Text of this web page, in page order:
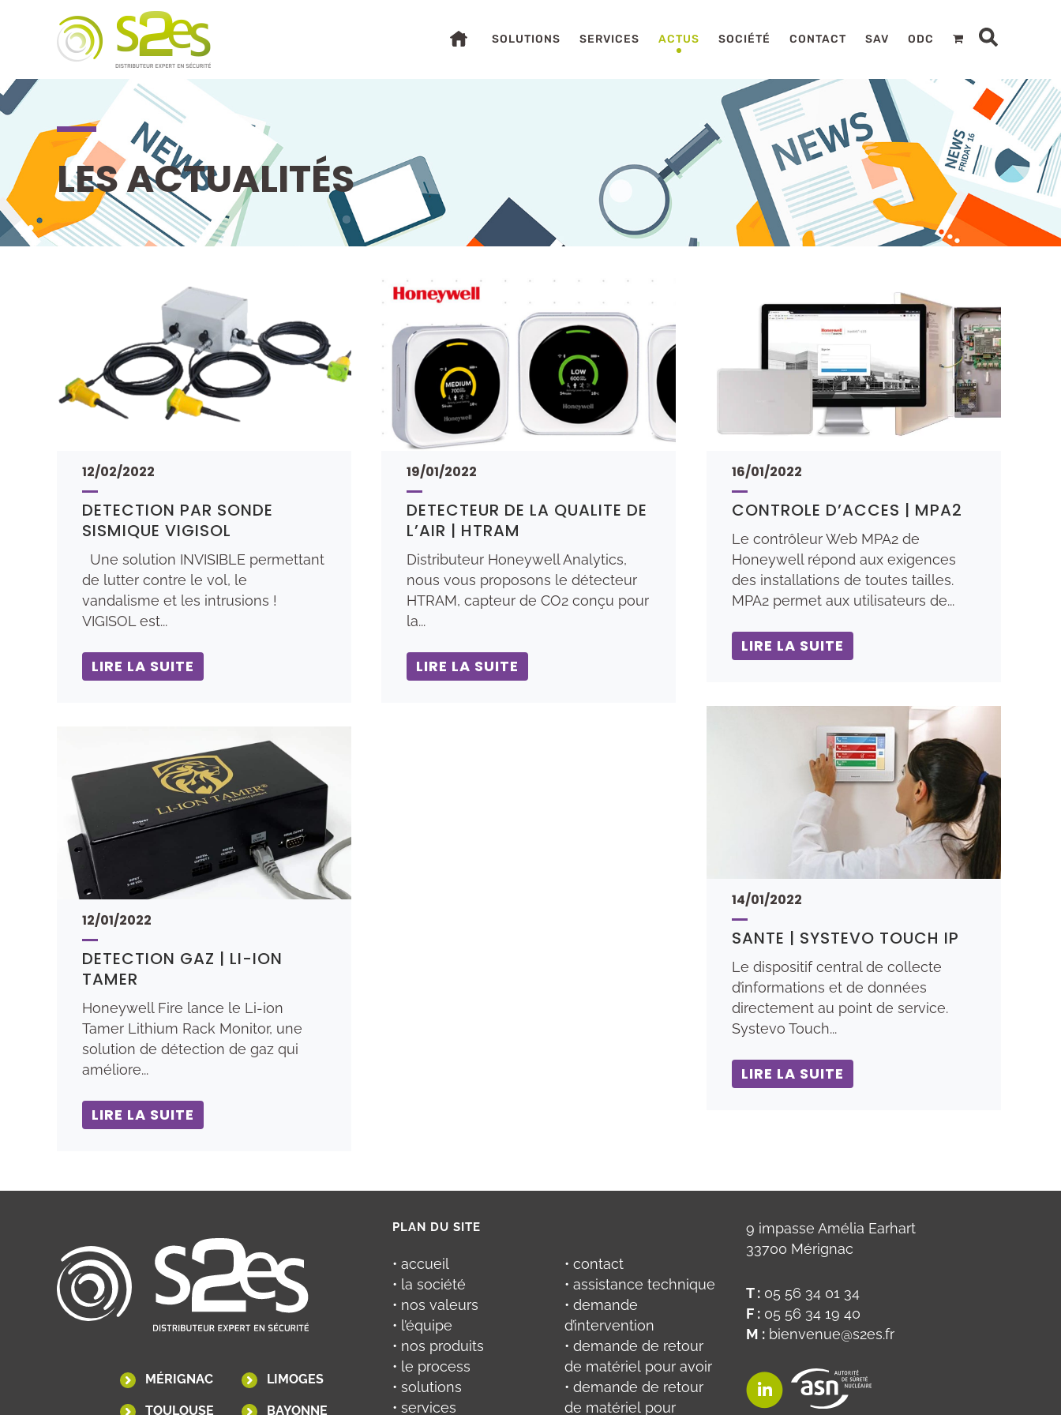
SOLUTIONS SERVICES ACTUS SOCIÉTÉ CONTACT SAV ODC
LES ACTUALITÉS
12/02/2022
DETECTION PAR SONDE
SISMIQUE VIGISOL
Une solution INVISIBLE permettant
de lutter contre le vol, le
vandalisme et les intrusions !
VIGISOL est...
LIRE LA SUITE
19/01/2022
DETECTEUR DE LA QUALITE DE
L’AIR | HTRAM
Distributeur Honeywell Analytics,
nous vous proposons le détecteur
HTRAM, capteur de CO2 conçu pour
la...
LIRE LA SUITE
16/01/2022
CONTROLE D’ACCES | MPA2
Le contrôleur Web MPA2 de
Honeywell répond aux exigences
des installations de toutes tailles.
MPA2 permet aux utilisateurs de...
LIRE LA SUITE
14/01/2022
SANTE | SYSTEVO TOUCH IP
Le dispositif central de collecte
d’informations et de données
directement au point de service.
Systevo Touch...
LIRE LA SUITE
12/01/2022
DETECTION GAZ | LI-ION
TAMER
Honeywell Fire lance le Li-ion
Tamer Lithium Rack Monitor, une
solution de détection de gaz qui
améliore...
LIRE LA SUITE
MÉRIGNAC LIMOGES
TOULOUSE BAYONNE
PLAN DU SITE
• accueil
• la société
• nos valeurs
• l’équipe
• nos produits
• le process
• solutions
• services
• contact
• assistance technique
• demande
d’intervention
• demande de retour
de matériel pour avoir
• demande de retour
de matériel pour
9 impasse Amélia Earhart
33700 Mérignac
T : 05 56 34 01 34
F : 05 56 34 19 40
M :bienvenue@s2es.fr